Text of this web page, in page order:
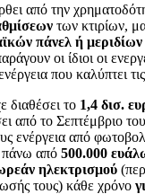
από την
των κτιρίων,
πάνελ ή μεριδίων
οι ίδιοι οι
που καλύπτει
διαθέσει το 1,4 δισ.
από το Σεπτέμβριο
ενέργεια από
πάνω από 500.000
ηλεκτρισμού
τους) κάθε χρόνο